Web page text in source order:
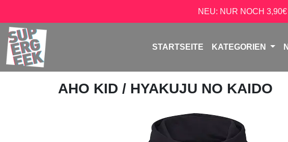
NEU: NUR NOCH
STARTSEITE KATEGORIEN
AHO KID / HYAKUJU NO KAIDO